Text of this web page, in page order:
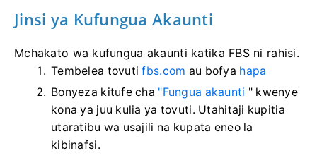
Jinsi ya Kufungua Akaunti
Mchakato wa kufungua akaunti katika FBS ni rahisi.
Tembelea tovutifbs.com au bofya hapa
Bonyeza kitufe cha "Fungua akaunti " kwenye
kona ya juu kulia ya tovuti. Utahitaji kupitia
utaratibu wa usajili na kupata eneo la
kibinafsi.